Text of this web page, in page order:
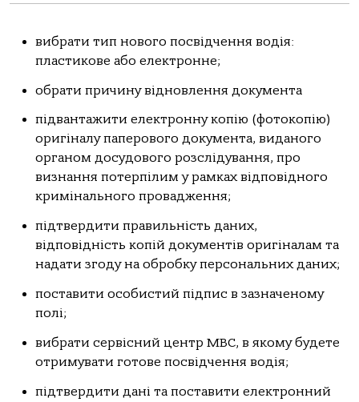
вибрати тип нового посвідчення водія:
пластикове або електронне;
обрати причину відновлення документа
підвантажити електронну копію (фотокопію)
оригіналу паперового документа, виданого
органом досудового розслідування, про
визнання потерпілим у рамках відповідного
кримінального провадження;
підтвердити правильність даних,
відповідність копій документів оригіналам та
надати згоду на обробку персональних даних;
поставити особистий підпис в зазначеному
полі;
вибрати сервісний центр МВС, в якому будете
отримувати готове посвідчення водія;
підтвердити дані та поставити електронний